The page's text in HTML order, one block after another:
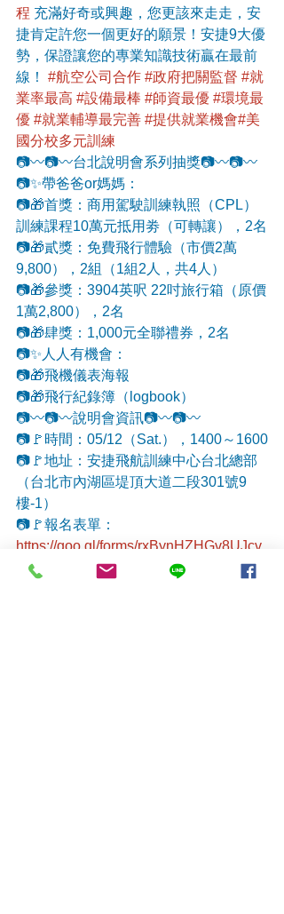
程 充滿好奇或興趣，您更該來走走，安
捷肯定許您一個更好的願景！安捷9大優
勢，保證讓您的專業知識技術贏在最前
線！ #航空公司合作 #政府把關監督 #就
業率最高 #設備最棒 #師資最優 #環境最
優 #就業輔導最完善 #提供就業機會#美
國分校多元訓練
📷〰️📷〰️台北說明會系列抽獎📷〰️📷〰️
📷✨帶爸爸or媽媽：
📷🎁首獎：商用駕駛訓練執照（CPL）
訓練課程10萬元抵用劵（可轉讓），2名
📷🎁貳獎：免費飛行體驗（市價2萬
9,800），2組（1組2人，共4人）
📷🎁參獎：3904英呎 22吋旅行箱（原價
1萬2,800），2名
📷🎁肆獎：1,000元全聯禮券，2名
📷✨人人有機會：
📷🎁飛機儀表海報
📷🎁飛行紀錄簿（logbook）
📷〰️📷〰️說明會資訊📷〰️📷〰️
📷🚩時間：05/12（Sat.），1400～1600
📷🚩地址：安捷飛航訓練中心台北總部
（台北市內湖區堤頂大道二段301號9
樓-1）
📷🚩報名表單：
https://goo.gl/forms/rxBynHZHGv8UJcv
u1